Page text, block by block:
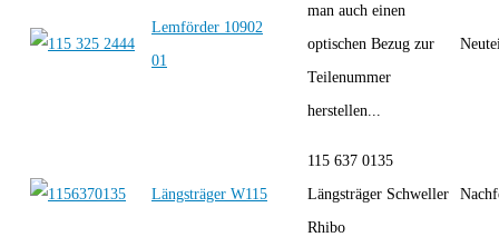
Lemförder 10902
01
man auch einen
optischen Bezug zur
Teilenummer
herstellen...
Längsträger W115
115 637 0135
Längsträger Schweller
Rhibo